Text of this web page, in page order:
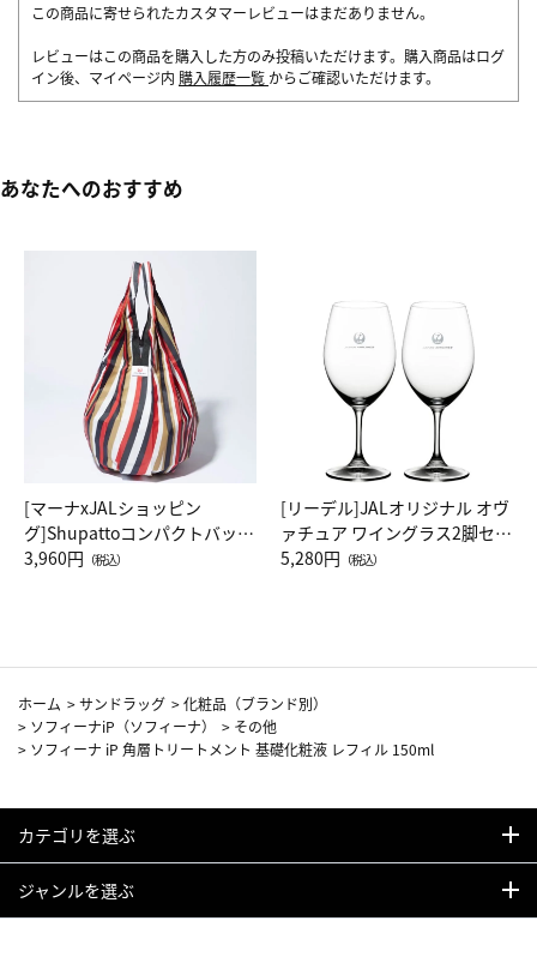
この商品に寄せられたカスタマーレビューはまだありません。
レビューはこの商品を購入した方のみ投稿いただけます。購入商品はログ
イン後、マイページ内 購入履歴一覧 からご確認いただけます。
あなたへのおすすめ
[マーナxJALショッピン
グ]Shupattoコンパクトバッグ
Drop JAL客室乗務員（LC）ス
3,960円 （税込）
[リーデル]JALオリジナル オヴ
ァチュア ワイングラス2脚セッ
ト（レッドワイン）
5,280円 （税込）
ホーム >サンドラッグ >化粧品（ブランド別）
> ソフィーナiP（ソフィーナ） > その他
> ソフィーナ iP 角層トリートメント 基礎化粧液 レフィル 150ml
カテゴリを選ぶ
ジャンルを選ぶ